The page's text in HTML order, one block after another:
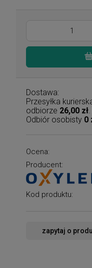
Dostawa:
Przesyłka
odbiorze 26,00 zł
Odbiór osobisty 0
Ocena:
Producent:
Kod produktu:
zapytaj o